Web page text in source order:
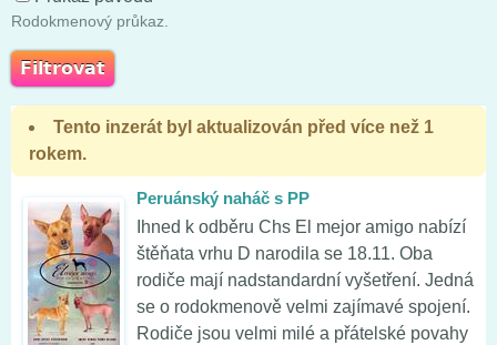
Rodokmenový průkaz.
Tento inzerát byl aktualizován před více než 1
rokem.
Peruánský naháč s PP
Ihned k odběru Chs El mejor amigo nabízí
štěňata vrhu D narodila se 18.11. Oba
rodiče mají nadstandardní vyšetření. Jedná
se o rodokmenově velmi zajímavé spojení.
Rodiče jsou velmi milé a přátelské povahy